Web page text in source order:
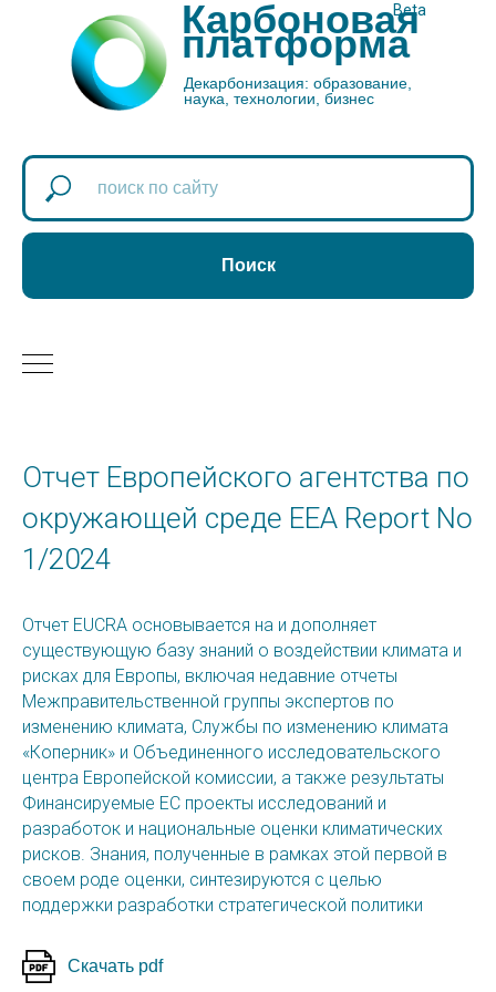
Beta
Декарбонизация: образование,
наука, технологии, бизнес
Карбоновая
платформа
Поиск
Отчет Европейского агентства по
окружающей среде EEA Report No
1/2024
Отчет EUCRA основывается на и дополняет
существующую базу знаний о воздействии климата и
рисках для Европы, включая недавние отчеты
Межправительственной группы экспертов по
изменению климата, Службы по изменению климата
«Коперник» и Объединенного исследовательского
центра Европейской комиссии, а также результаты
Финансируемые ЕС проекты исследований и
разработок и национальные оценки климатических
рисков. Знания, полученные в рамках этой первой в
своем роде оценки, синтезируются с целью
поддержки разработки стратегической политики
Скачать pdf